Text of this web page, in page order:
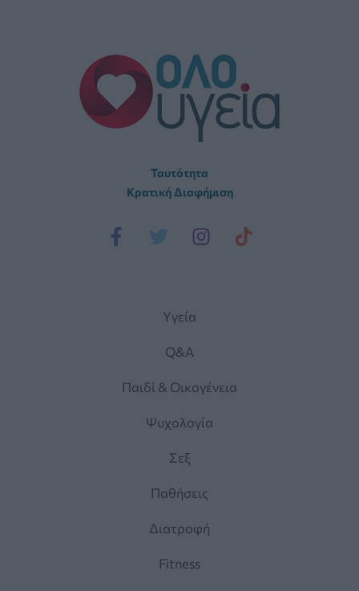
Ταυτότητα
Κρατική Διαφήμιση
Yγεία
Q&A
Παιδί & Οικογένεια
Ψυχολογία
Σεξ
Παθήσεις
Διατροφή
Fitness